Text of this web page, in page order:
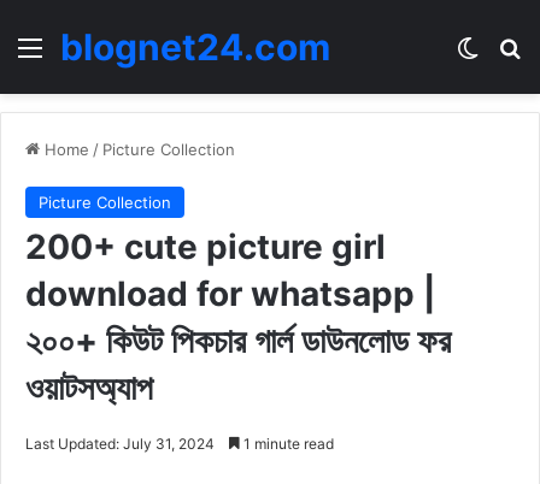
Menublognet24.com
Home / Picture Collection
Picture Collection
200+ cute picture girl
download for whatsapp |
২০০+ কিউট পিকচার গার্ল ডাউনলোড ফর
ওয়াটসঅ্যাপ
Last Updated: July 31, 2024 1 minute read